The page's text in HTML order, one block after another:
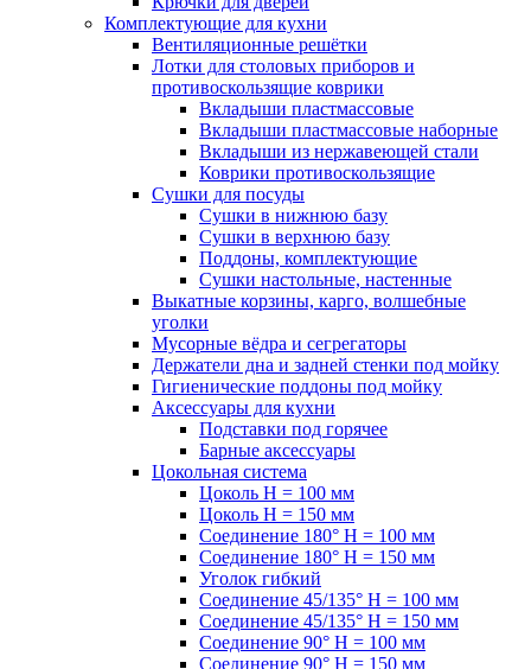
Комплектующие для кухни
Вентиляционные решётки
Лотки для столовых приборов и
противоскользящие коврики
Вкладыши пластмассовые
Вкладыши пластмассовые наборные
Вкладыши из нержавеющей стали
Коврики противоскользящие
Сушки для посуды
Сушки в нижнюю базу
Сушки в верхнюю базу
Поддоны, комплектующие
Сушки настольные, настенные
Выкатные корзины, карго, волшебные
уголки
Мусорные вёдра и сегрегаторы
Держатели дна и задней стенки под мойку
Гигиенические поддоны под мойку
Аксессуары для кухни
Подставки под горячее
Барные аксессуары
Цокольная система
Цоколь H = 100 мм
Цоколь H = 150 мм
Соединение 180° H = 100 мм
Соединение 180° H = 150 мм
Уголок гибкий
Соединение 45/135° H = 100 мм
Соединение 45/135° H = 150 мм
Соединение 90° H = 100 мм
Соединение 90° H = 150 мм